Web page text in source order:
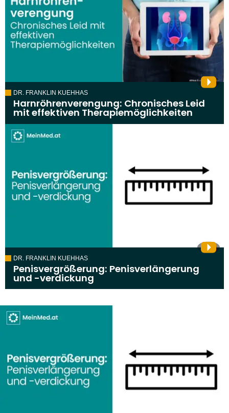
DR. FRANKLIN KUEHHAS
Harnröhrenverengung: Chronisches Leid
mit effektiven Therapiemöglichkeiten
DR. FRANKLIN KUEHHAS
Penisvergrößerung: Penisverlängerung
und -verdickung